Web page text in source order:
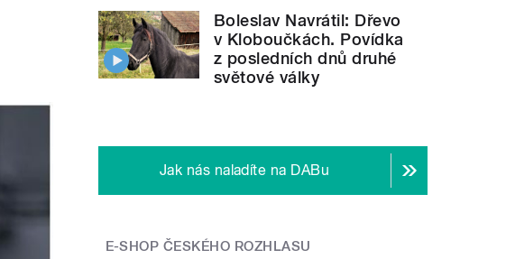
Boleslav Navrátil: Dřevo
v Kloboučkách. Povídka
z posledních dnů druhé
světové války
Jak nás naladíte na DABu
E-SHOP ČESKÉHO ROZHLASU